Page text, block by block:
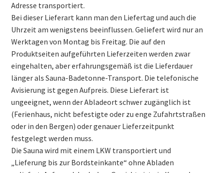
Adresse transportiert.
Bei dieser Lieferart kann man den Liefertag und auch die
Uhrzeit am wenigstens beeinflussen. Geliefert wird nur an
Werktagen von Montag bis Freitag. Die auf den
Produktseiten aufgeführten Lieferzeiten werden zwar
eingehalten, aber erfahrungsgemäß ist die Lieferdauer
länger als Sauna-Badetonne-Transport. Die telefonische
Avisierung ist gegen Aufpreis. Diese Lieferart ist
ungeeignet, wenn der Abladeort schwer zugänglich ist
(Ferienhaus, nicht befestigte oder zu enge Zufahrtstraßen
oder in den Bergen) oder genauer Lieferzeitpunkt
festgelegt werden muss.
Die Sauna wird mit einem LKW transportiert und
„Lieferung bis zur Bordsteinkante“ ohne Abladen